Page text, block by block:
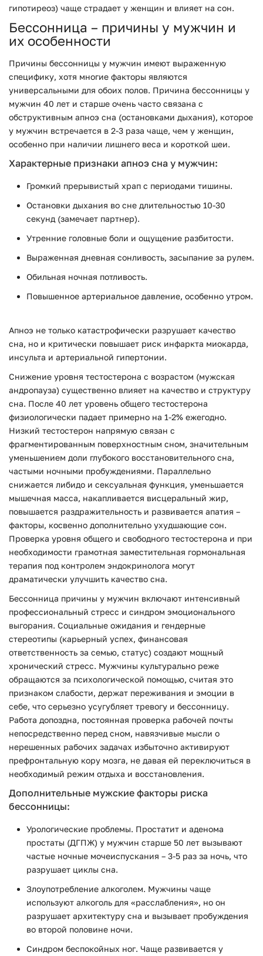
гипотиреоз) чаще страдает у женщин и влияет на сон.
Бессонница – причины у мужчин и
их особенности
Причины бессонницы у мужчин имеют выраженную
специфику, хотя многие факторы являются
универсальными для обоих полов. Причина бессонницы у
мужчин 40 лет и старше очень часто связана с
обструктивным апноэ сна (остановками дыхания), которое
у мужчин встречается в 2-3 раза чаще, чем у женщин,
особенно при наличии лишнего веса и короткой шеи.
Характерные признаки апноэ сна у мужчин:
Громкий прерывистый храп с периодами тишины.
Остановки дыхания во сне длительностью 10-30
секунд (замечает партнер).
Утренние головные боли и ощущение разбитости.
Выраженная дневная сонливость, засыпание за рулем.
Обильная ночная потливость.
Повышенное артериальное давление, особенно утром.
Апноэ не только катастрофически разрушает качество
сна, но и критически повышает риск инфаркта миокарда,
инсульта и артериальной гипертонии.
Снижение уровня тестостерона с возрастом (мужская
андропауза) существенно влияет на качество и структуру
сна. После 40 лет уровень общего тестостерона
физиологически падает примерно на 1-2% ежегодно.
Низкий тестостерон напрямую связан с
фрагментированным поверхностным сном, значительным
уменьшением доли глубокого восстановительного сна,
частыми ночными пробуждениями. Параллельно
снижается либидо и сексуальная функция, уменьшается
мышечная масса, накапливается висцеральный жир,
повышается раздражительность и развивается апатия –
факторы, косвенно дополнительно ухудшающие сон.
Проверка уровня общего и свободного тестостерона и при
необходимости грамотная заместительная гормональная
терапия под контролем эндокринолога могут
драматически улучшить качество сна.
Бессонница причины у мужчин включают интенсивный
профессиональный стресс и синдром эмоционального
выгорания. Социальные ожидания и гендерные
стереотипы (карьерный успех, финансовая
ответственность за семью, статус) создают мощный
хронический стресс. Мужчины культурально реже
обращаются за психологической помощью, считая это
признаком слабости, держат переживания и эмоции в
себе, что серьезно усугубляет тревогу и бессонницу.
Работа допоздна, постоянная проверка рабочей почты
непосредственно перед сном, навязчивые мысли о
нерешенных рабочих задачах избыточно активируют
префронтальную кору мозга, не давая ей переключиться в
необходимый режим отдыха и восстановления.
Дополнительные мужские факторы риска
бессонницы:
Урологические проблемы. Простатит и аденома
простаты (ДГПЖ) у мужчин старше 50 лет вызывают
частые ночные мочеиспускания – 3-5 раз за ночь, что
разрушает циклы сна.
Злоупотребление алкоголем. Мужчины чаще
используют алкоголь для «расслабления», но он
разрушает архитектуру сна и вызывает пробуждения
во второй половине ночи.
Синдром беспокойных ног. Чаще развивается у